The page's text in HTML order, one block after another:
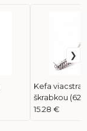
Kefa
škrabkou
15.28 €